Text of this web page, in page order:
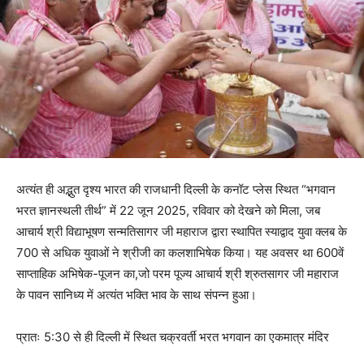
अत्यंत ही अद्भुत दृश्य भारत की राजधानी दिल्ली के कनॉट प्लेस स्थित “भगवान
भरत ज्ञानस्थली तीर्थ” में 22 जून 2025, रविवार को देखने को मिला, जब
आचार्य श्री विद्याभूषण सन्मतिसागर जी महाराज द्वारा स्थापित स्याद्वाद युवा क्लब के
700 से अधिक युवाओं ने श्रीजी का कलशाभिषेक किया। यह अवसर था 600वें
साप्ताहिक अभिषेक-पूजन का,जो परम पूज्य आचार्य श्री श्रुतसागर जी महाराज
के पावन सानिध्य में अत्यंत भक्ति भाव के साथ संपन्न हुआ।
प्रातः 5:30 से ही दिल्ली में स्थित चक्रवर्ती भरत भगवान का एकमात्र मंदिर